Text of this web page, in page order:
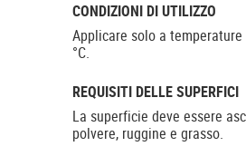
CONDIZIONI DI UTILIZZO
Applicare solo a temperature
°C.
REQUISITI DELLE SUPERFICI
La superficie deve essere
polvere, ruggine e grasso.